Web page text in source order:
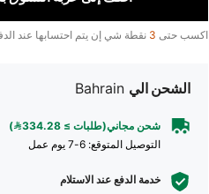
اكسب حتى 3 نقطة شي إن يتم احتسابها عند
الشحن الي Bahrain
شحن مجاني(طلبات ≥ 334.28)
التوصيل المتوقع: 6-7 يوم عمل
خدمة الدفع عند الاستلام